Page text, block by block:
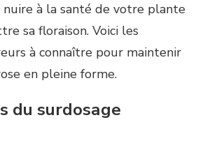
à la santé de votre plante
sa floraison. Voici les
à connaître pour maintenir
en pleine forme.
du surdosage